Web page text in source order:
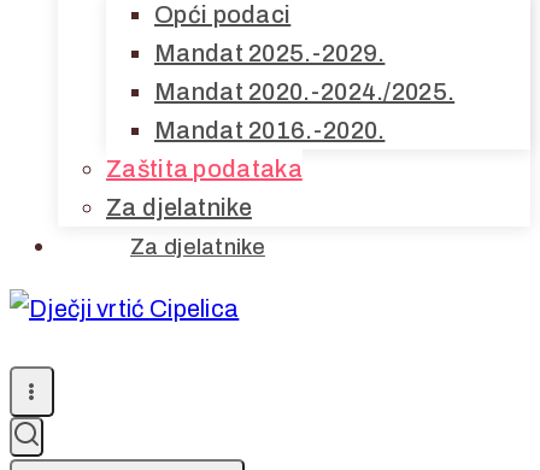
Opći podaci
Mandat 2025.-2029.
Mandat 2020.-2024./2025.
Mandat 2016.-2020.
Zaštita podataka
Za djelatnike
Za djelatnike